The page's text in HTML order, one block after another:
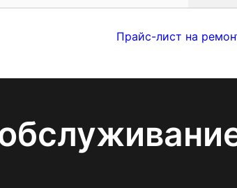
Прайс-лист на